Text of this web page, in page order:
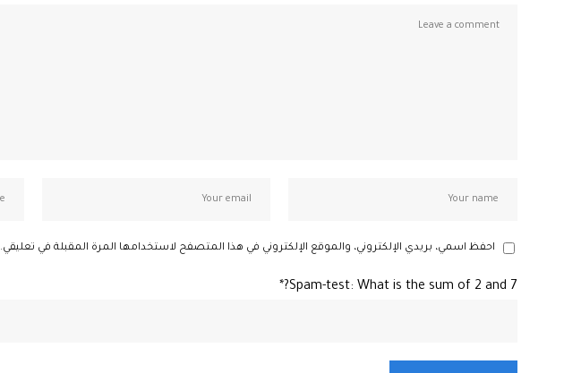
احفظ اسمي، بريدي الإلكتروني، والموقع الإلكتروني في هذا المتصفح لاستخدامها المرة المقبلة في تعليقي.
Spam-test: What is the sum of 2 and 7?*